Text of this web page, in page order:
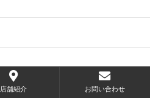
店舗紹介 お問い合わせ